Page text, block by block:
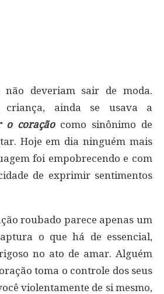
não deveriam sair de moda.
criança, ainda se usava a
o coraçãocomo sinônimo de
Hoje em dia ninguém mais
foi empobrecendo e com
de exprimir sentimentos
roubado parece apenas um
o que há de essencial,
no ato de amar. Alguém
toma o controle dos seus
violentamente de si mesmo,